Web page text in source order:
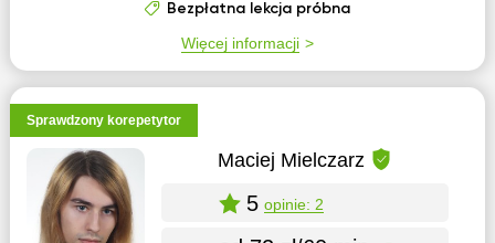
Bezpłatna lekcja próbna
Więcej informacji
Sprawdzony korepetytor
Maciej Mielczarz
5 opinie: 2